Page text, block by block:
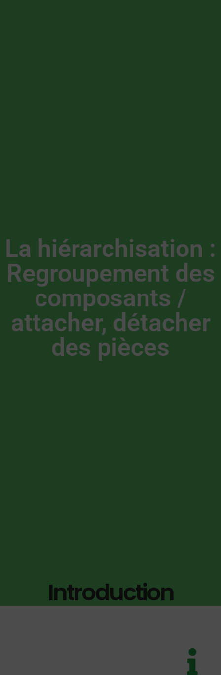
La hiérarchisation :
Regroupement des
composants /
attacher, détacher
des pièces
Introduction